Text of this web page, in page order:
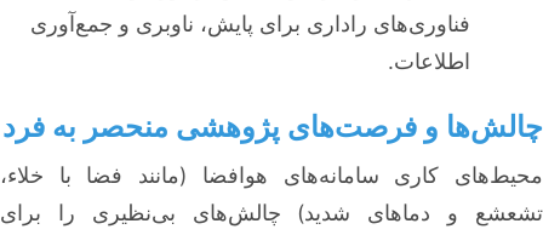
فناوری‌های راداری برای پایش، ناوبری و جمع‌آوری
اطلاعات.
چالش‌ها و فرصت‌های پژوهشی منحصر به فرد
محیط‌های کاری سامانه‌های هوافضا (مانند فضا با خلاء،
تشعشع و دماهای شدید) چالش‌های بی‌نظیری را برای